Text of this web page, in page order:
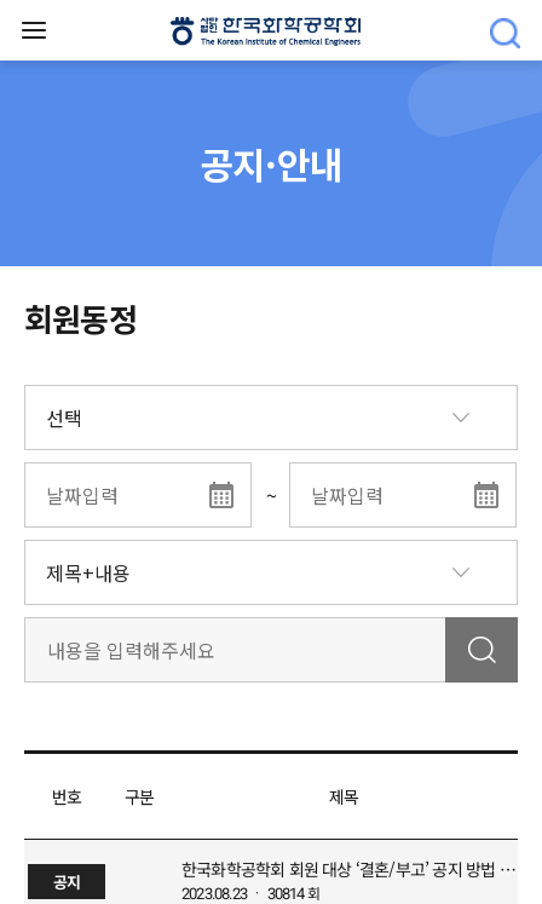
공지·안내
회원동정
~
번호 구분 제목
공지
한국화학공학회 회원 대상 ‘결혼/부고’ 공지 방법 안내
2023.08.23 ㆍ 30814회